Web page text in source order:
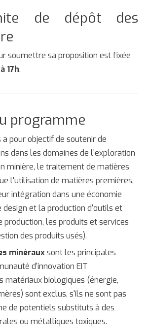
de dépôt des
soumettre sa proposition est fixée
17h.
programme
a pour objectif de soutenir de
dans les domaines de l'exploration
minière, le traitement de matières
l'utilisation de matières premières,
intégration dans une économie
design et la production d'outils et
production, les produits et services
des produits usés).
minérauxsont les principales
d'innovation EIT
matériaux biologiques (énergie,
sont exclus, s'ils ne sont pas
de potentiels substituts à des
ou métalliques toxiques.